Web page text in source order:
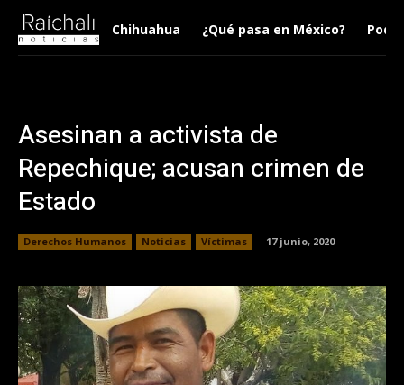
Chihuahua ¿Qué pasa en México?
Asesinan a activista de
Repechique; acusan crimen de
Estado
Derechos Humanos Noticias Víctimas 17 junio, 2020